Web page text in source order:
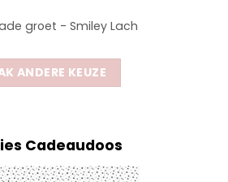
groet - Smiley Lach
ANDERE KEUZE
Cadeaudoos